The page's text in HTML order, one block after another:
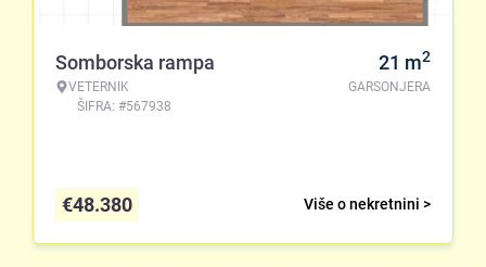
Somborska rampa
VETERNIK
ŠIFRA: #567938
21 m2
GARSONJERA
Više o nekretnini >
€48.380